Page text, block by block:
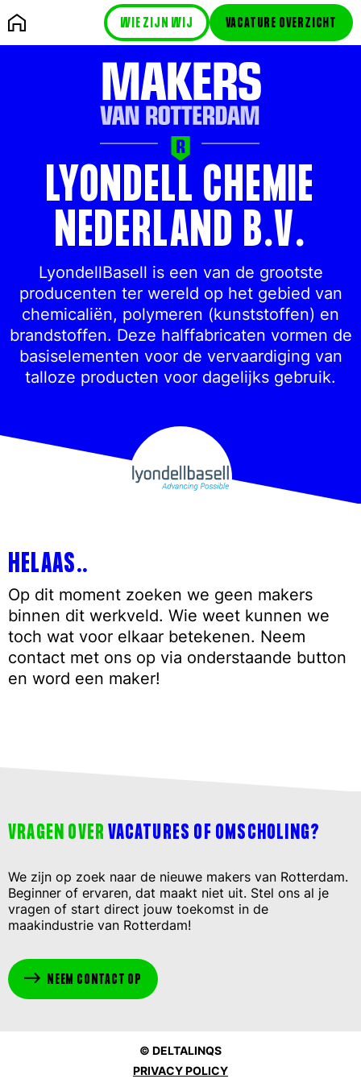
WIE ZIJN WIJ VACATURE OVERZICHT
LYONDELL CHEMIE
NEDERLAND B.V.
LyondellBasell is een van de grootste
producenten ter wereld op het gebied van
chemicaliën, polymeren (kunststoffen) en
brandstoffen. Deze halffabricaten vormen de
basiselementen voor de vervaardiging van
talloze producten voor dagelijks gebruik.
HELAAS..
Op dit moment zoeken we geen makers
binnen dit werkveld. Wie weet kunnen we
toch wat voor elkaar betekenen. Neem
contact met ons op via onderstaande button
en word een maker!
VRAGEN OVERVACATURES OF OMSCHOLING?
We zijn op zoek naar de nieuwe makers van Rotterdam.
Beginner of ervaren, dat maakt niet uit. Stel ons al je
vragen of start direct jouw toekomst in de
maakindustrie van Rotterdam!
NEEM CONTACT OP
© DELTALINQS
PRIVACY POLICY